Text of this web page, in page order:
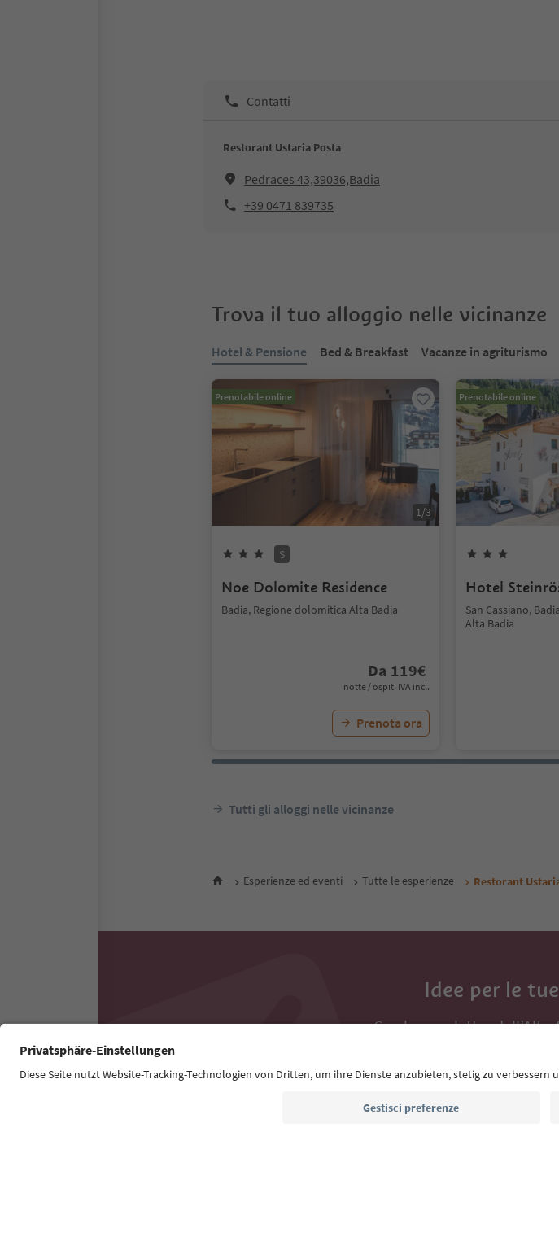
Contatti
Restorant Ustaria Posta
Pedraces 43,39036,Badia
+39 0471 839735
Trova il tuo alloggio nelle vicinanze
Hotel & Pensione Bed & Breakfast Vacanze in agriturismo
Prenotabile online
1/3
S
Noe Dolomite Residence
Badia, Regione dolomitica Alta Badia
Da 119€
notte / ospiti IVA incl.
Prenota ora
Prenotabile online
Hotel
San Cassiano,
Alta Badia
Tutti gli alloggi nelle vicinanze
Esperienze ed eventi Tutte le esperienze Restorant
Idee per le
Con la newsletter dell’Alto
Indirizzo e-mail*